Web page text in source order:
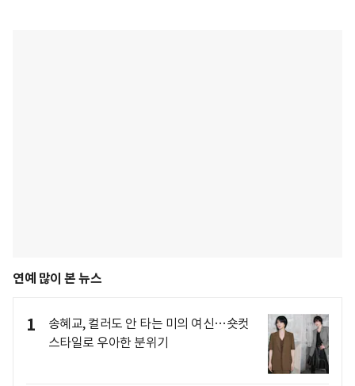
연예 많이 본 뉴스
1
송혜교, 컬러도 안 타는 미의 여신…숏컷
스타일로 우아한 분위기